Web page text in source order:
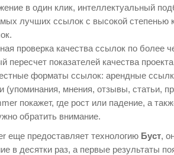
в один клик, интеллектуальный
лучших ссылок с высокой степенью
проверка качества ссылок по более
пересчет показателей качества
форматы ссылок: арендные
(упоминания, мнения, отзывы, статьи,
покажет, где рост или падение, а
обратить внимание.
еще предоставляет технологию Буст,
в десятки раз, а первые результаты